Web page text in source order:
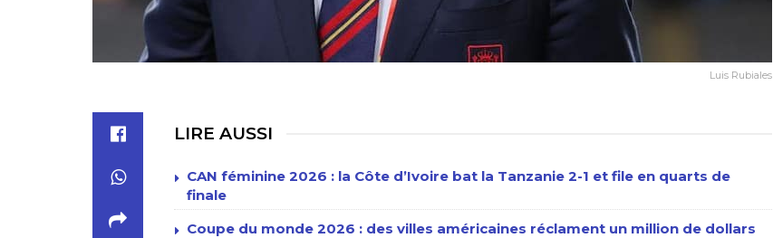
Luis Rubiales
LIRE AUSSI
CAN féminine 2026 : la Côte d’Ivoire bat la Tanzanie 2-1 et file en quarts de
finale
Coupe du monde 2026 : des villes américaines réclament un million de dollars